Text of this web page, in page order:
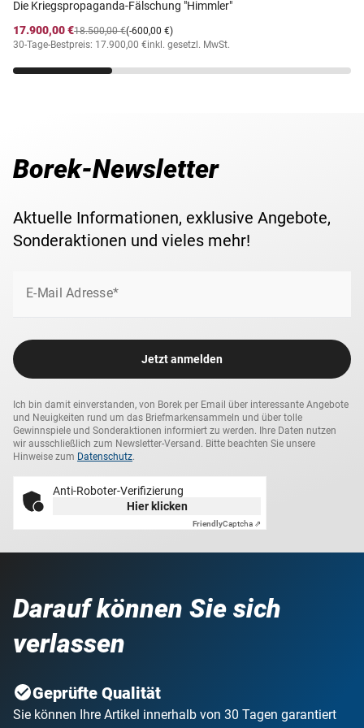
Die Kriegspropaganda-Fälschung "Himmler"
17.900,00 €
(-600,00 €)
18.500,00 €
30-Tage-Bestpreis: 17.900,00 €inkl. gesetzl. MwSt.
Borek-Newsletter
Aktuelle Informationen, exklusive Angebote,
Sonderaktionen und vieles mehr!
E-Mail Adresse*
Jetzt anmelden
Ich bin damit einverstanden, von Borek per Email über interessante Angebote
und Neuigkeiten rund um das Briefmarkensammeln und über tolle
Gewinnspiele und Sonderaktionen informiert zu werden. Ihre Daten nutzen
wir ausschließlich zum Newsletter-Versand. Bitte beachten Sie unsere
Hinweise zum Datenschutz.
Anti-Roboter-Verifizierung
Hier klicken
FriendlyCaptcha ⇗
Darauf können Sie sich
verlassen
Geprüfte Qualität
Sie können Ihre Artikel innerhalb von 30 Tagen garantiert